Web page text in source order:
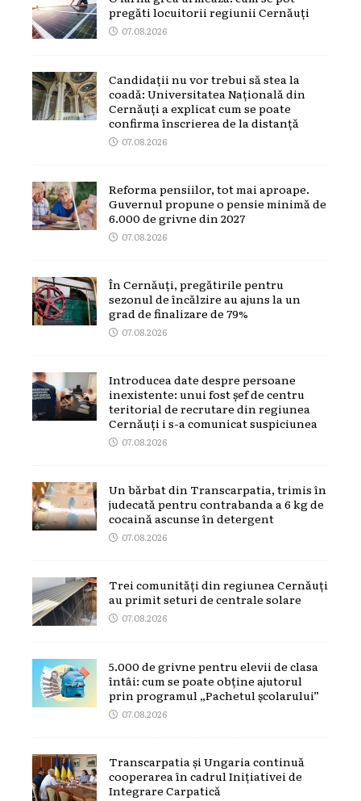
pregăti locuitorii regiunii Cernăuți
07.08.2026
Candidații nu vor trebui să stea la
coadă: Universitatea Națională din
Cernăuți a explicat cum se poate
confirma înscrierea de la distanță
07.08.2026
Reforma pensiilor, tot mai aproape.
Guvernul propune o pensie minimă de
6.000 de grivne din 2027
07.08.2026
În Cernăuți, pregătirile pentru
sezonul de încălzire au ajuns la un
grad de finalizare de 79%
07.08.2026
Introducea date despre persoane
inexistente: unui fost șef de centru
teritorial de recrutare din regiunea
Cernăuți i s-a comunicat suspiciunea
07.08.2026
Un bărbat din Transcarpatia, trimis în
judecată pentru contrabanda a 6 kg de
cocaină ascunse în detergent
07.08.2026
Trei comunități din regiunea Cernăuți
au primit seturi de centrale solare
07.08.2026
5.000 de grivne pentru elevii de clasa
întâi: cum se poate obține ajutorul
prin programul „Pachetul școlarului”
07.08.2026
Transcarpatia și Ungaria continuă
cooperarea în cadrul Inițiativei de
Integrare Carpatică